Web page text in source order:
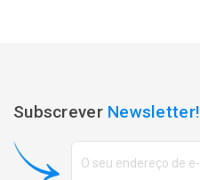
Subscrever Newsletter!